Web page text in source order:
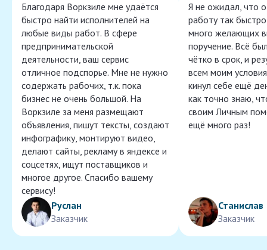
Благодаря Воркзиле мне удаётся
быстро найти исполнителей на
любые виды работ. В сфере
предпринимательской
деятельности, ваш сервис
отличное подспорье. Мне не нужно
содержать рабочих, т.к. пока
бизнес не очень большой. На
Воркзиле за меня размещают
объявления, пишут тексты, создают
инфографику, монтируют видео,
делают сайты, рекламу в яндексе и
соцсетях, ищут поставщиков и
многое другое. Спасибо вашему
сервису!
Руслан
Заказчик
Я не ожидал, что
работу так
много желающих
поручение. Всё
чётко в срок, и
всем моим
кинул себе ещё
как точно знаю,
своим Личным
ещё много раз!
Станислав
Заказчик